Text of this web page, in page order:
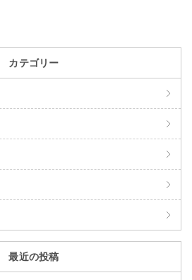
カテゴリー
最近の投稿